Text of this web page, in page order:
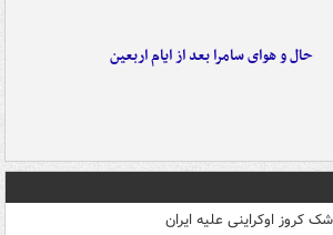
حال و هوای سامرا بعد از ایام اربعین
کروز اوکراینی علیه ایران